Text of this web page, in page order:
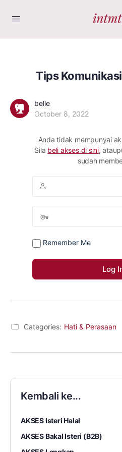
Tips
belle
October 8, 2022
Anda tidak mempunyai
Sila beli akses di sini,
sudah
Remember Me
Categories: Hati & Perasaan
Kembali ke...
AKSES Isteri Halal
AKSES Bakal Isteri (B2B)